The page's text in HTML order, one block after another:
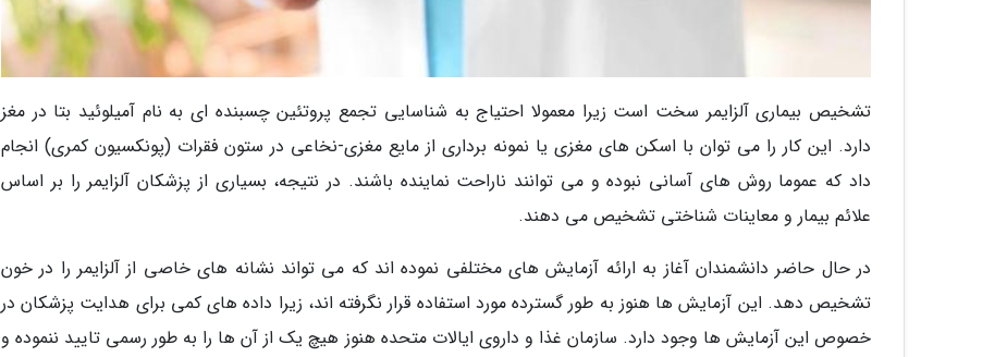
تشخیص بیماری آلزایمر سخت است زیرا معمولا احتیاج به شناسایی تجمع پروتئین چسبنده ای به نام آمیلوئید بتا در مغز
دارد. این کار را می توان با اسکن های مغزی یا نمونه برداری از مایع مغزی-نخاعی در ستون فقرات (پونکسیون کمری) انجام
داد که عموما روش های آسانی نبوده و می توانند ناراحت نماینده باشند. در نتیجه، بسیاری از پزشکان آلزایمر را بر اساس
علائم بیمار و معاینات شناختی تشخیص می دهند.
در حال حاضر دانشمندان آغاز به ارائه آزمایش های مختلفی نموده اند که می تواند نشانه های خاصی از آلزایمر را در خون
تشخیص دهد. این آزمایش ها هنوز به طور گسترده مورد استفاده قرار نگرفته اند، زیرا داده های کمی برای هدایت پزشکان در
خصوص این آزمایش ها وجود دارد. سازمان غذا و داروی ایالات متحده هنوز هیچ یک از آن ها را به طور رسمی تایید ننموده و